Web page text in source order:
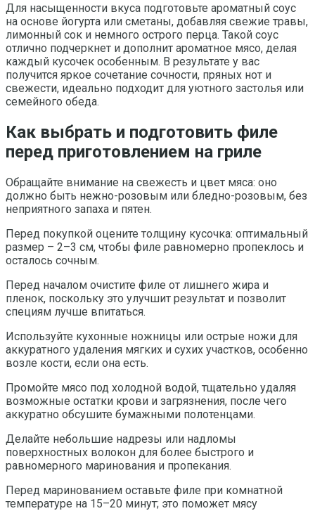
Для насыщенности вкуса подготовьте ароматный соус
на основе йогурта или сметаны, добавляя свежие травы,
лимонный сок и немного острого перца. Такой соус
отлично подчеркнет и дополнит ароматное мясо, делая
каждый кусочек особенным. В результате у вас
получится яркое сочетание сочности, пряных нот и
свежести, идеально подходит для уютного застолья или
семейного обеда.
Как выбрать и подготовить филе
перед приготовлением на гриле
Обращайте внимание на свежесть и цвет мяса: оно
должно быть нежно-розовым или бледно-розовым, без
неприятного запаха и пятен.
Перед покупкой оцените толщину кусочка: оптимальный
размер – 2–3 см, чтобы филе равномерно пропеклось и
осталось сочным.
Перед началом очистите филе от лишнего жира и
пленок, поскольку это улучшит результат и позволит
специям лучше впитаться.
Используйте кухонные ножницы или острые ножи для
аккуратного удаления мягких и сухих участков, особенно
возле кости, если она есть.
Промойте мясо под холодной водой, тщательно удаляя
возможные остатки крови и загрязнения, после чего
аккуратно обсушите бумажными полотенцами.
Делайте небольшие надрезы или надломы
поверхностных волокон для более быстрого и
равномерного маринования и пропекания.
Перед маринованием оставьте филе при комнатной
температуре на 15–20 минут; это поможет мясу